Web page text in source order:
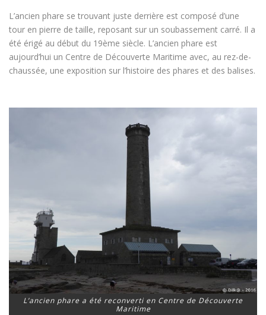
L’ancien phare se trouvant juste derrière est composé d’une
tour en pierre de taille, reposant sur un soubassement carré. Il a
été érigé au début du 19ème siècle. L’ancien phare est
aujourd’hui un Centre de Découverte Maritime avec, au rez-de-
chaussée, une exposition sur l’histoire des phares et des balises.
L’ancien phare a été reconverti en Centre de Découverte
Maritime